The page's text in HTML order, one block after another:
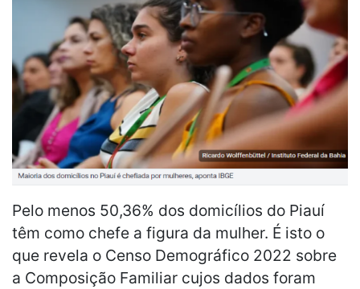
Pelo menos 50,36% dos domicílios do Piauí
têm como chefe a figura da mulher. É isto o
que revela o Censo Demográfico 2022 sobre
a Composição Familiar cujos dados foram